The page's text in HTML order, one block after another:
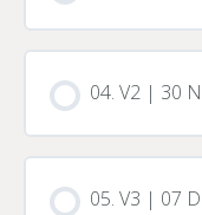
04. V2 | 30
05. V3 | 07